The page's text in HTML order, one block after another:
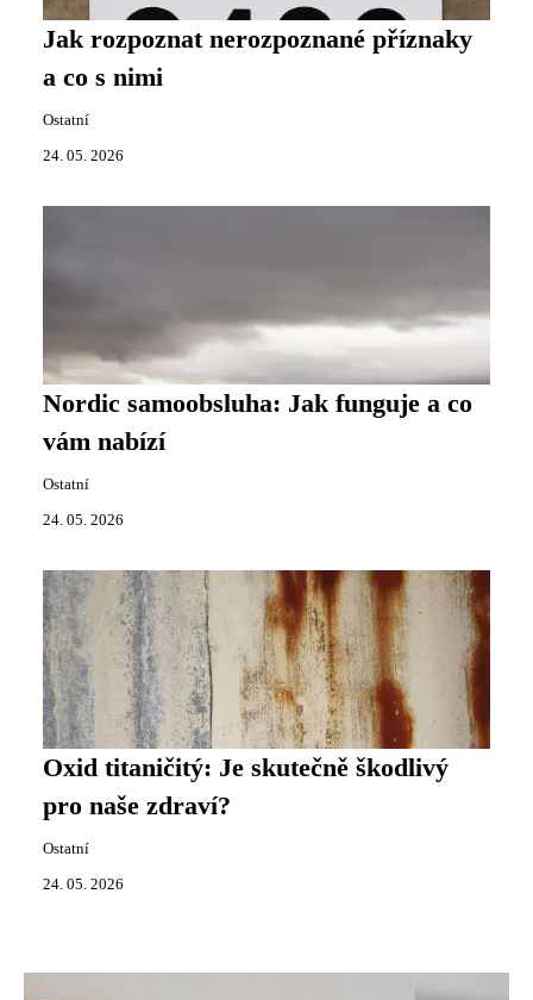
Jak rozpoznat nerozpoznané příznaky
a co s nimi
Ostatní
24. 05. 2026
Nordic samoobsluha: Jak funguje a co
vám nabízí
Ostatní
24. 05. 2026
Oxid titaničitý: Je skutečně škodlivý
pro naše zdraví?
Ostatní
24. 05. 2026